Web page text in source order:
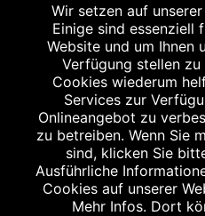
Fax:
info@apo-
Wir setzen auf
Einige sind essenziell
Website und um Ihnen
Verfügung stellen
Cookies wiederum
Services zur
Onlineangebot zu
zu betreiben. Wenn Sie
sind, klicken Sie
Ausführliche
Cookies auf unserer
Mehr Infos. Dort